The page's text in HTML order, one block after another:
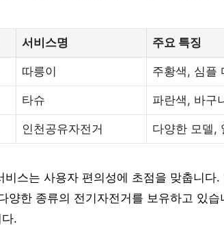
서비스명 주요 특징
따릉이 주황색, 심플
타슈 파란색, 바구
인천공유자전거 다양한 모델,
비스는 사용자 편의성에 초점을 맞춥니다
양한 종류의 전기자전거를 보유하고 있
.